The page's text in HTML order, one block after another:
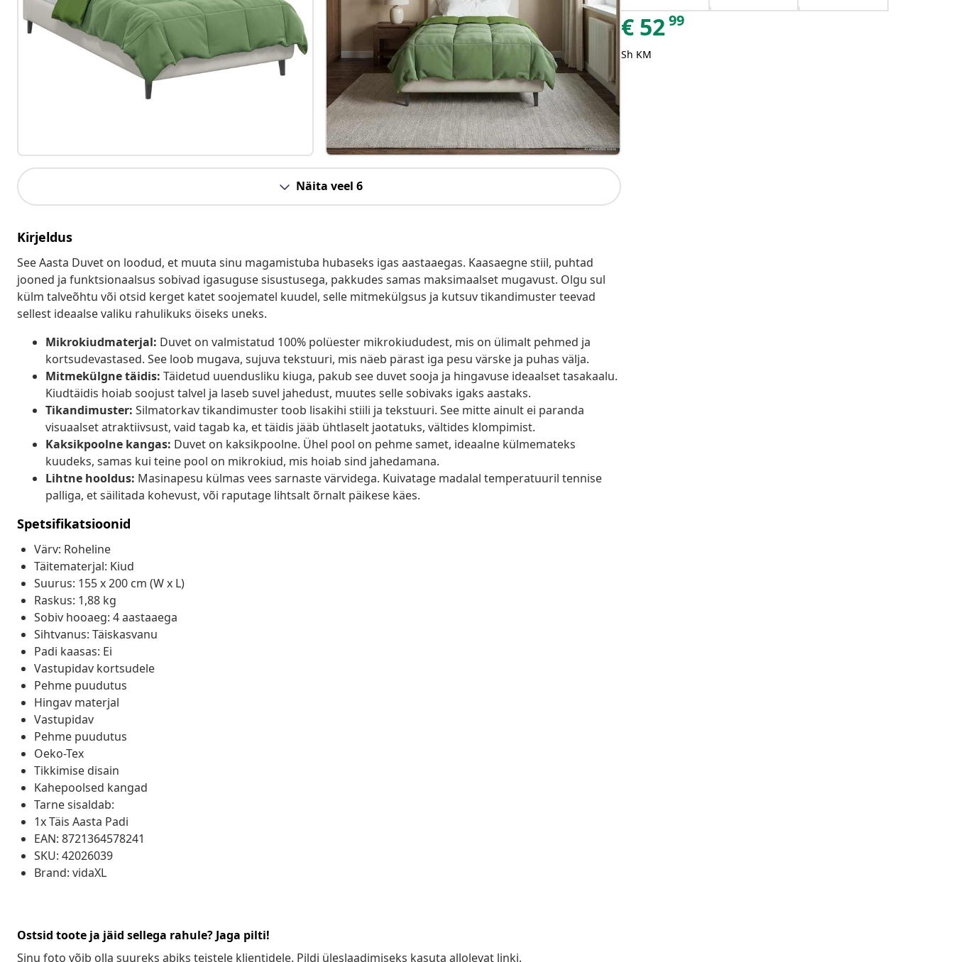
Näita veel 6
Kirjeldus
See Aasta Duvet on loodud, et muuta sinu magamistuba hubaseks igas aastaaegas. Kaasaegne stiil, puhtad
jooned ja funktsionaalsus sobivad igasuguse sisustusega, pakkudes samas maksimaalset mugavust. Olgu sul
külm talveõhtu või otsid kerget katet soojematel kuudel, selle mitmekülgsus ja kutsuv tikandimuster teevad
sellest ideaalse valiku rahulikuks öiseks uneks.
Mikrokiudmaterjal: Duvet on valmistatud 100% polüester mikrokiududest, mis on ülimalt pehmed ja
kortsudevastased. See loob mugava, sujuva tekstuuri, mis näeb pärast iga pesu värske ja puhas välja.
Mitmekülgne täidis: Täidetud uuendusliku kiuga, pakub see duvet sooja ja hingavuse ideaalset tasakaalu.
Kiudtäidis hoiab soojust talvel ja laseb suvel jahedust, muutes selle sobivaks igaks aastaks.
Tikandimuster: Silmatorkav tikandimuster toob lisakihi stiili ja tekstuuri. See mitte ainult ei paranda
visuaalset atraktiivsust, vaid tagab ka, et täidis jääb ühtlaselt jaotatuks, vältides klompimist.
Kaksikpoolne kangas: Duvet on kaksikpoolne. Ühel pool on pehme samet, ideaalne külmemateks
kuudeks, samas kui teine pool on mikrokiud, mis hoiab sind jahedamana.
Lihtne hooldus: Masinapesu külmas vees sarnaste värvidega. Kuivatage madalal temperatuuril tennise
palliga, et säilitada kohevust, või raputage lihtsalt õrnalt päikese käes.
Spetsifikatsioonid
Värv: Roheline
Täitematerjal: Kiud
Suurus: 155 x 200 cm (W x L)
Raskus: 1,88 kg
Sobiv hooaeg: 4 aastaaega
Sihtvanus: Täiskasvanu
Padi kaasas: Ei
Vastupidav kortsudele
Pehme puudutus
Hingav materjal
Vastupidav
Pehme puudutus
Oeko-Tex
Tikkimise disain
Kahepoolsed kangad
Tarne sisaldab:
1x Täis Aasta Padi
EAN: 8721364578241
SKU: 42026039
Brand: vidaXL
Ostsid toote ja jäid sellega rahule? Jaga pilti!
Sinu foto võib olla suureks abiks teistele klientidele. Pildi üleslaadimiseks kasuta allolevat linki.
€ 5299
Sh KM